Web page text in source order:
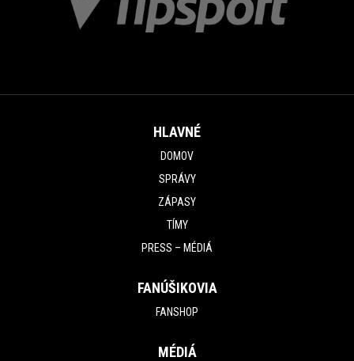
HLAVNÉ
DOMOV
SPRÁVY
ZÁPASY
TÍMY
PRESS – MÉDIÁ
FANÚŠIKOVIA
FANSHOP
MÉDIÁ